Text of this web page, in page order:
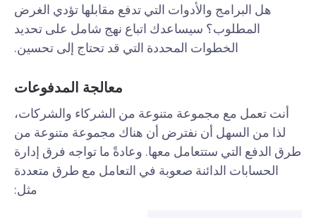
هل البرامج والأدوات التي تدفع مقابلها تؤدي الغرض
المطلوب؟ سيساعدك اتباع نهج شامل على تحديد
الخطوات المحددة التي قد تحتاج إلى تحسين.
معالجة المدفوعات
أنت تعمل مع مجموعة متنوعة من الشركاء والشركات،
لذا من السهل أن نفترض أن هناك مجموعة متنوعة من
طرق الدفع التي ستتعامل معها. وعادةً ما تواجه فرق إدارة
الحسابات الدائنة صعوبة في التعامل مع طرق متعددة
مثل: